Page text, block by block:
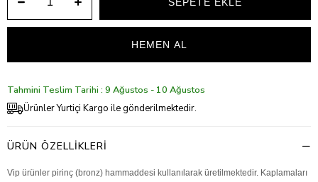
Tahmini Teslim Tarihi : 9 Ağustos - 10 Ağustos
Ürünler Yurtiçi Kargo ile gönderilmektedir.
ÜRÜN ÖZELLIKLERI
Vip ürünler pirinç (bronz) hammaddesi kullanılarak üretilmektedir. Kaplamaları